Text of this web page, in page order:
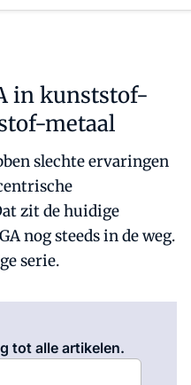
in kunststof-
metaal
slechte ervaringen
zit de huidige
nog steeds in de weg.
serie.
tot alle artikelen.